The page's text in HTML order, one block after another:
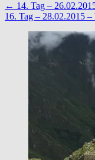
← 14. Tag –
16. Tag – 28.02.2015 –